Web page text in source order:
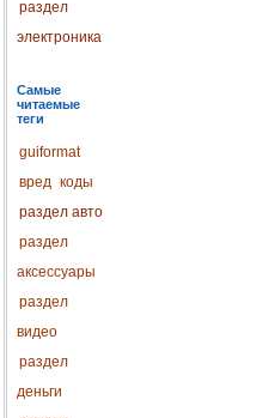
раздел
электроника
Самые
читаемые
теги
guiformat
вред коды
раздел авто
раздел
аксессуары
раздел
видео
раздел
деньги